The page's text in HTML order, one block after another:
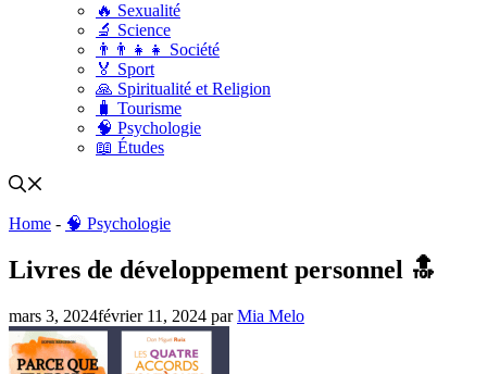
🔥 Sexualité
🔬 Science
👨‍👨‍👧‍👧 Société
🏅 Sport
🙏 Spiritualité et Religion
🧳 Tourisme
🧠 Psychologie
📖 Études
Home - 🧠 Psychologie
Livres de développement personnel 🔝
mars 3, 2024février 11, 2024 parMia Melo